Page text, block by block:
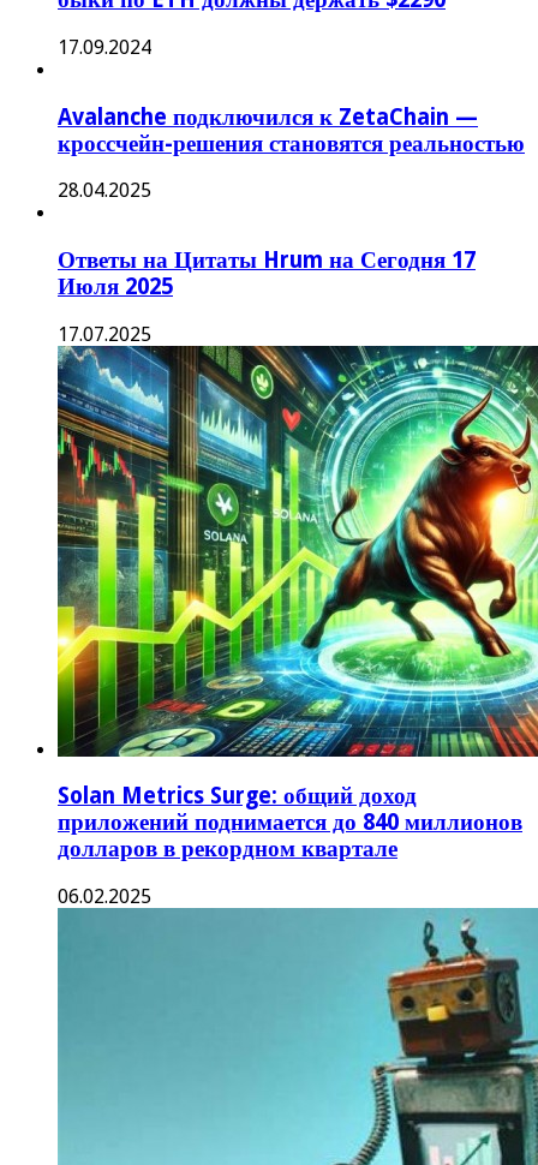
17.09.2024
Avalanche подключился к ZetaChain —
кроссчейн-решения становятся реальностью
28.04.2025
Ответы на Цитаты Hrum на Сегодня 17
Июля 2025
17.07.2025
Solan Metrics Surge: общий доход
приложений поднимается до 840 миллионов
долларов в рекордном квартале
06.02.2025